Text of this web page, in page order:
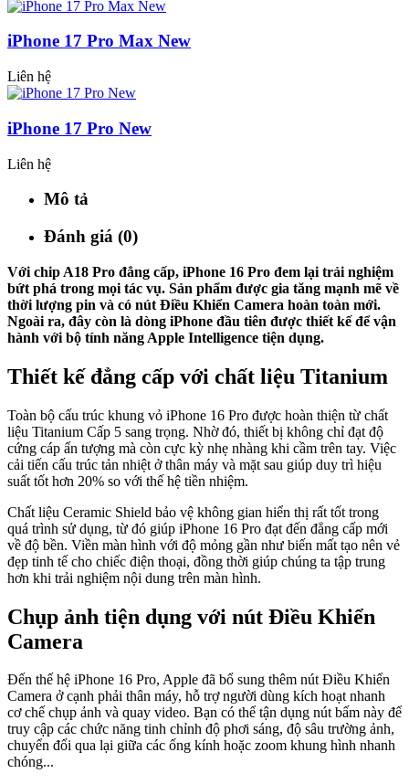
iPhone 17 Pro Max New
Liên hệ
iPhone 17 Pro New
Liên hệ
Mô tả
Đánh giá (0)
Với chip A18 Pro đẳng cấp, iPhone 16 Pro đem lại trải nghiệm
bứt phá trong mọi tác vụ. Sản phẩm được gia tăng mạnh mẽ về
thời lượng pin và có nút Điều Khiển Camera hoàn toàn mới.
Ngoài ra, đây còn là dòng iPhone đầu tiên được thiết kế để vận
hành với bộ tính năng Apple Intelligence tiện dụng.
Thiết kế đẳng cấp với chất liệu Titanium
Toàn bộ cấu trúc khung vỏ iPhone 16 Pro được hoàn thiện từ chất
liệu Titanium Cấp 5 sang trọng. Nhờ đó, thiết bị không chỉ đạt độ
cứng cáp ấn tượng mà còn cực kỳ nhẹ nhàng khi cầm trên tay. Việc
cải tiến cấu trúc tản nhiệt ở thân máy và mặt sau giúp duy trì hiệu
suất tốt hơn 20% so với thế hệ tiền nhiệm.
Chất liệu Ceramic Shield bảo vệ không gian hiển thị rất tốt trong
quá trình sử dụng, từ đó giúp iPhone 16 Pro đạt đến đẳng cấp mới
về độ bền. Viền màn hình với độ mỏng gần như biến mất tạo nên vẻ
đẹp tinh tế cho chiếc điện thoại, đồng thời giúp chúng ta tập trung
hơn khi trải nghiệm nội dung trên màn hình.
Chụp ảnh tiện dụng với nút Điều Khiển
Camera
Đến thế hệ iPhone 16 Pro, Apple đã bổ sung thêm nút Điều Khiển
Camera ở cạnh phải thân máy, hỗ trợ người dùng kích hoạt nhanh
cơ chế chụp ảnh và quay video. Bạn có thể tận dụng nút bấm này để
truy cập các chức năng tinh chỉnh độ phơi sáng, độ sâu trường ảnh,
chuyển đổi qua lại giữa các ống kính hoặc zoom khung hình nhanh
chóng...